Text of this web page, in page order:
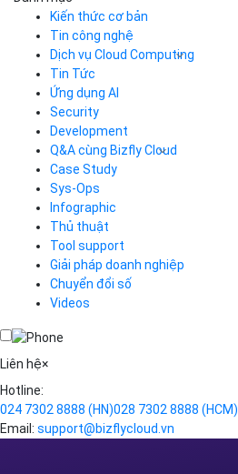
Kiến thức cơ bản
Tin công nghệ
Dịch vụ Cloud Computing
Cloud Server
CDN
Load Balancer
Auto Scaling
Container Registry
Kubernetes
Cloud Database
Call Center
Business Email
Simple Storage
VOD
VPN
Traffic Manager
Cloud VPS
Videos
Tin Tức
Ứng dụng AI
Security
Development
Q&A cùng Bizfly Cloud
Q&A về Bizfly Cloud Server
Thao tác kết nối tới server
Videos
Q&A về Bizfly Business Email
Videos
Case Study
Sys-Ops
Infographic
Thủ thuật
Tool support
Giải pháp doanh nghiệp
Chuyển đổi số
Videos
Liên hệ×
Hotline:
024 7302 8888 (HN)028 7302 8888 (HCM)
Email: support@bizflycloud.vn